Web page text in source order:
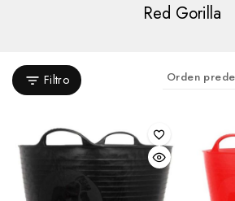
Red Gorilla
Filtro